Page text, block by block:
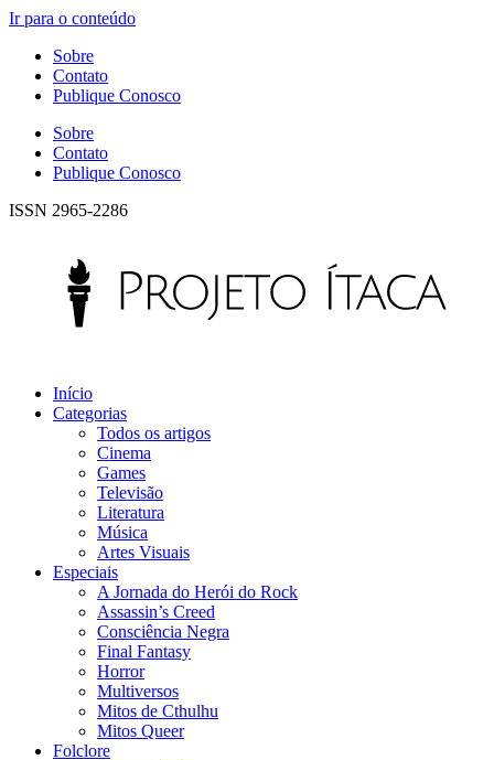
Ir para o conteúdo
Sobre
Contato
Publique Conosco
Sobre
Contato
Publique Conosco
ISSN 2965-2286
Início
Categorias
Todos os artigos
Cinema
Games
Televisão
Literatura
Música
Artes Visuais
Especiais
A Jornada do Herói do Rock
Assassin’s Creed
Consciência Negra
Final Fantasy
Horror
Multiversos
Mitos de Cthulhu
Mitos Queer
Folclore